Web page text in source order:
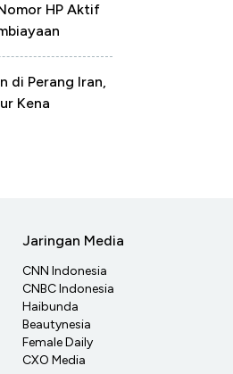
HP Aktif
di Perang Iran,
Kena
Jaringan Media
CNN Indonesia
CNBC Indonesia
Haibunda
Beautynesia
Female Daily
CXO Media